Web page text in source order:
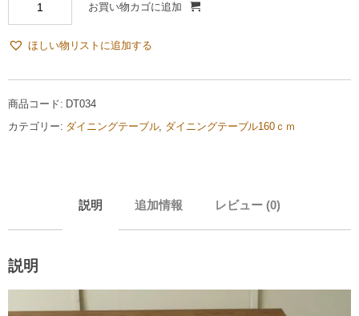
お買い物カゴに追加
ほしい物リストに追加する
商品コード: DT034
カテゴリー: ダイニングテーブル, ダイニングテーブル160ｃｍ
説明 追加情報 レビュー (0)
説明